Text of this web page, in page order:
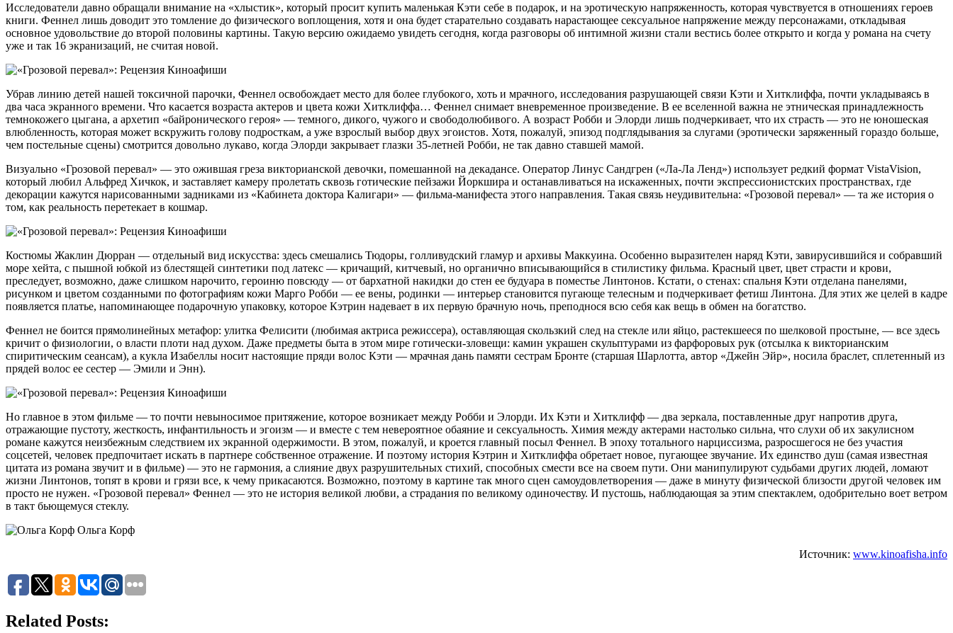
Исследователи давно обращали внимание на «хлыстик», который просит купить маленькая Кэти себе в подарок, и на эротическую напряженность, которая чувствуется в отношениях героев
книги. Феннел лишь доводит это томление до физического воплощения, хотя и она будет старательно создавать нарастающее сексуальное напряжение между персонажами, откладывая
основное удовольствие до второй половины картины. Такую версию ожидаемо увидеть сегодня, когда разговоры об интимной жизни стали вестись более открыто и когда у романа на счету
уже и так 16 экранизаций, не считая новой.
Убрав линию детей нашей токсичной парочки, Феннел освобождает место для более глубокого, хоть и мрачного, исследования разрушающей связи Кэти и Хитклиффа, почти укладываясь в
два часа экранного времени. Что касается возраста актеров и цвета кожи Хитклиффа… Феннел снимает вневременное произведение. В ее вселенной важна не этническая принадлежность
темнокожего цыгана, а архетип «байронического героя» — темного, дикого, чужого и свободолюбивого. А возраст Робби и Элорди лишь подчеркивает, что их страсть — это не юношеская
влюбленность, которая может вскружить голову подросткам, а уже взрослый выбор двух эгоистов. Хотя, пожалуй, эпизод подглядывания за слугами (эротически заряженный гораздо больше,
чем постельные сцены) смотрится довольно лукаво, когда Элорди закрывает глазки 35-летней Робби, не так давно ставшей мамой.
Визуально «Грозовой перевал» — это ожившая греза викторианской девочки, помешанной на декадансе. Оператор Линус Сандгрен («Ла-Ла Ленд») использует редкий формат VistaVision,
который любил Альфред Хичкок, и заставляет камеру пролетать сквозь готические пейзажи Йоркшира и останавливаться на искаженных, почти экспрессионистских пространствах, где
декорации кажутся нарисованными задниками из «Кабинета доктора Калигари» — фильма-манифеста этого направления. Такая связь неудивительна: «Грозовой перевал» — та же история о
том, как реальность перетекает в кошмар.
Костюмы Жаклин Дюрран — отдельный вид искусства: здесь смешались Тюдоры, голливудский гламур и архивы Маккуина. Особенно выразителен наряд Кэти, завирусившийся и собравший
море хейта, с пышной юбкой из блестящей синтетики под латекс — кричащий, китчевый, но органично вписывающийся в стилистику фильма. Красный цвет, цвет страсти и крови,
преследует, возможно, даже слишком нарочито, героиню повсюду — от бархатной накидки до стен ее будуара в поместье Линтонов. Кстати, о стенах: спальня Кэти отделана панелями,
рисунком и цветом созданными по фотографиям кожи Марго Робби — ее вены, родинки — интерьер становится пугающе телесным и подчеркивает фетиш Линтона. Для этих же целей в кадре
появляется платье, напоминающее подарочную упаковку, которое Кэтрин надевает в их первую брачную ночь, преподнося всю себя как вещь в обмен на богатство.
Феннел не боится прямолинейных метафор: улитка Фелисити (любимая актриса режиссера), оставляющая скользкий след на стекле или яйцо, растекшееся по шелковой простыне, — все здесь
кричит о физиологии, о власти плоти над духом. Даже предметы быта в этом мире готически-зловещи: камин украшен скульптурами из фарфоровых рук (отсылка к викторианским
спиритическим сеансам), а кукла Изабеллы носит настоящие пряди волос Кэти — мрачная дань памяти сестрам Бронте (старшая Шарлотта, автор «Джейн Эйр», носила браслет, сплетенный из
прядей волос ее сестер — Эмили и Энн).
Но главное в этом фильме — то почти невыносимое притяжение, которое возникает между Робби и Элорди. Их Кэти и Хитклифф — два зеркала, поставленные друг напротив друга,
отражающие пустоту, жесткость, инфантильность и эгоизм — и вместе с тем невероятное обаяние и сексуальность. Химия между актерами настолько сильна, что слухи об их закулисном
романе кажутся неизбежным следствием их экранной одержимости. В этом, пожалуй, и кроется главный посыл Феннел. В эпоху тотального нарциссизма, разросшегося не без участия
соцсетей, человек предпочитает искать в партнере собственное отражение. И поэтому история Кэтрин и Хитклиффа обретает новое, пугающее звучание. Их единство душ (самая известная
цитата из романа звучит и в фильме) — это не гармония, а слияние двух разрушительных стихий, способных смести все на своем пути. Они манипулируют судьбами других людей, ломают
жизни Линтонов, топят в крови и грязи все, к чему прикасаются. Возможно, поэтому в картине так много сцен самоудовлетворения — даже в минуту физической близости другой человек им
просто не нужен. «Грозовой перевал» Феннел — это не история великой любви, а страдания по великому одиночеству. И пустошь, наблюдающая за этим спектаклем, одобрительно воет ветром
в такт бьющемуся стеклу.
Ольга Корф
Источник: www.kinoafisha.info
Related Posts: